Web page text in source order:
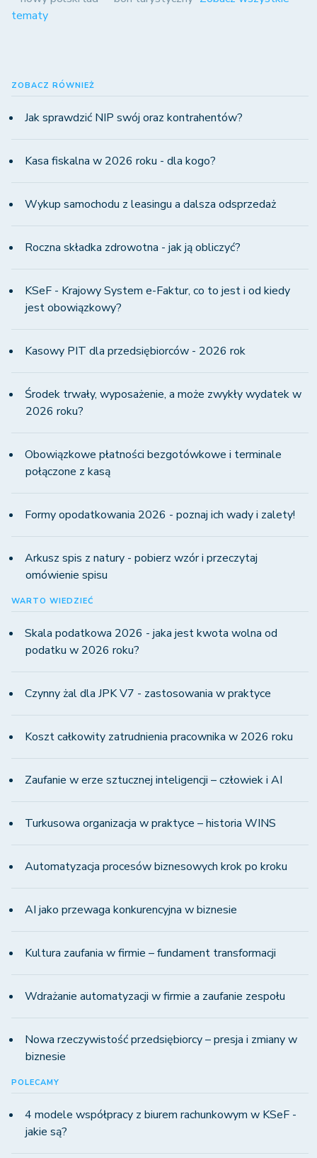
tematy
ZOBACZ RÓWNIEŻ
Jak sprawdzić NIP swój oraz kontrahentów?
Kasa fiskalna w 2026 roku - dla kogo?
Wykup samochodu z leasingu a dalsza odsprzedaż
Roczna składka zdrowotna - jak ją obliczyć?
KSeF - Krajowy System e-Faktur, co to jest i od kiedy
jest obowiązkowy?
Kasowy PIT dla przedsiębiorców - 2026 rok
Środek trwały, wyposażenie, a może zwykły wydatek w
2026 roku?
Obowiązkowe płatności bezgotówkowe i terminale
połączone z kasą
Formy opodatkowania 2026 - poznaj ich wady i zalety!
Arkusz spis z natury - pobierz wzór i przeczytaj
omówienie spisu
WARTO WIEDZIEĆ
Skala podatkowa 2026 - jaka jest kwota wolna od
podatku w 2026 roku?
Czynny żal dla JPK V7 - zastosowania w praktyce
Koszt całkowity zatrudnienia pracownika w 2026 roku
Zaufanie w erze sztucznej inteligencji – człowiek i AI
Turkusowa organizacja w praktyce – historia WINS
Automatyzacja procesów biznesowych krok po kroku
AI jako przewaga konkurencyjna w biznesie
Kultura zaufania w firmie – fundament transformacji
Wdrażanie automatyzacji w firmie a zaufanie zespołu
Nowa rzeczywistość przedsiębiorcy – presja i zmiany w
biznesie
POLECAMY
4 modele współpracy z biurem rachunkowym w KSeF -
jakie są?